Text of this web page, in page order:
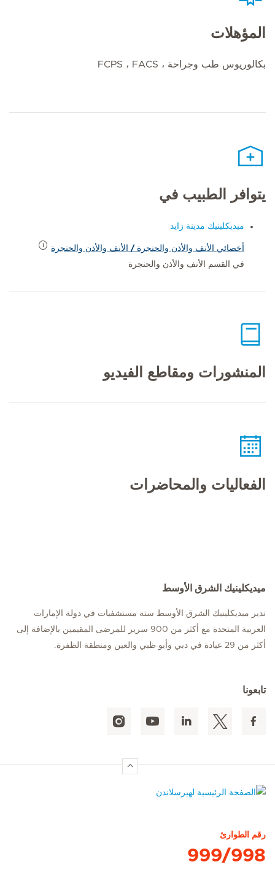
المؤهلات
بكالوريوس طب وجراحة ، FCPS ، FACS
يتوافر الطبيب في
ميديكلينيك مدينة زايد
أخصائي الأنف والأذن والحنجرة / الأنف والأذن والحنجرة
في القسم الأنف والأذن والحنجرة
المنشورات ومقاطع الفيديو
الفعاليات والمحاضرات
ميديكلينيك الشرق الأوسط
تدير ميديكلينيك الشرق الأوسط ستة مستشفيات في دولة الإمارات
العربية المتحدة مع أكثر من 900 سرير للمرضى المقيمين بالإضافة إلى
أكثر من 29 عيادة في دبي وأبو ظبي والعين ومنطقة الظفرة.
تابعونا
رقم الطوارئ
999/998